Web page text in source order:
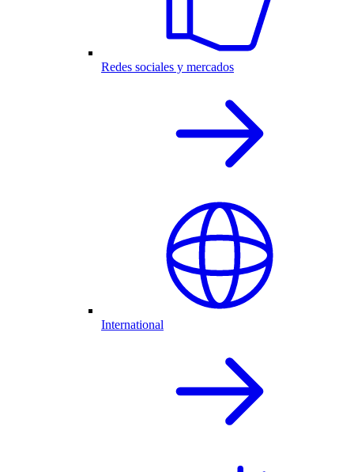
Redes sociales y mercados
International